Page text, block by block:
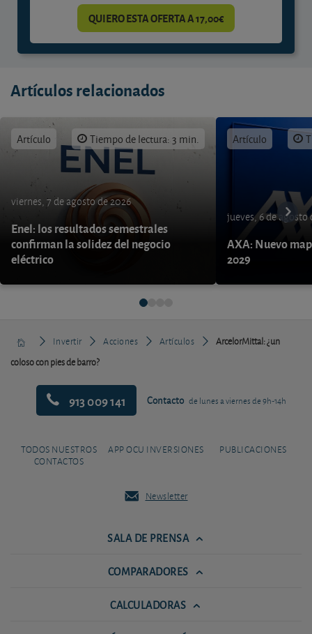
QUIERO ESTA OFERTA A 17,00€
Artículos relacionados
Artículo Tiempo de lectura: 3 min.
viernes, 7 de agosto de 2026
Enel: los resultados semestrales
confirman la solidez del negocio
eléctrico
Artículo
jueves, 6 de agosto
AXA: Nuevo
2029
Invertir Acciones Artículos
ArcelorMittal: ¿un
coloso con pies de barro?
913 009 141 Contacto de lunes a viernes de 9h-14h
TODOS NUESTROS
CONTACTOS
APP OCU INVERSIONES PUBLICACIONES
Newsletter
SALA DE PRENSA
COMPARADORES
CALCULADORAS